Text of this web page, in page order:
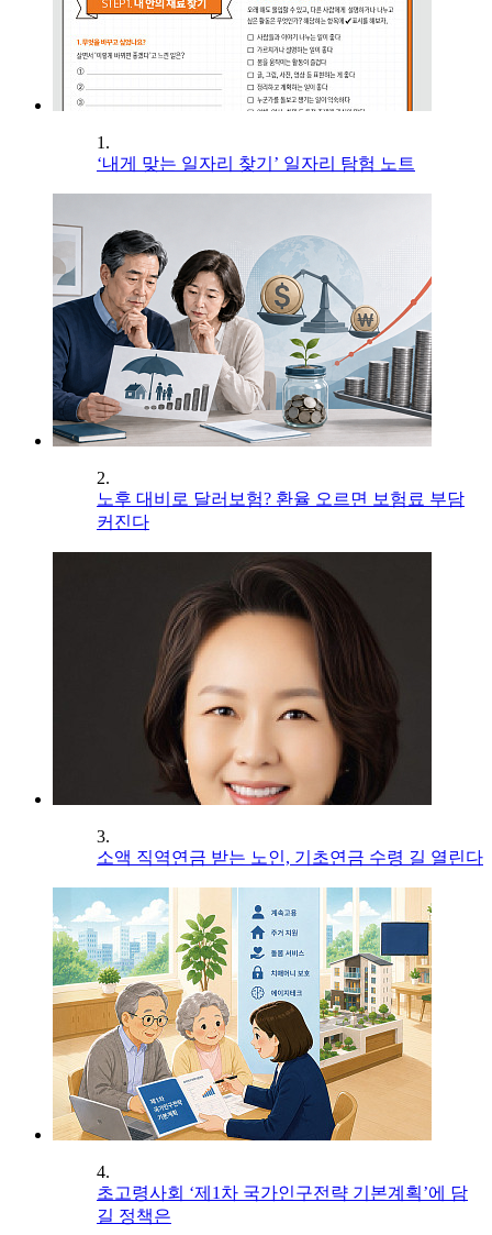
1.
‘내게 맞는 일자리 찾기’ 일자리 탐험 노트
2.
노후 대비로 달러보험? 환율 오르면 보험료 부담
커진다
3.
소액 직역연금 받는 노인, 기초연금 수령 길 열린다
4.
초고령사회 ‘제1차 국가인구전략 기본계획’에 담
길 정책은